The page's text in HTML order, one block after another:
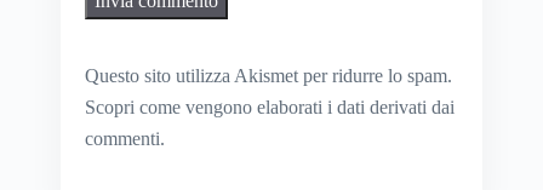
Questo sito utilizza Akismet per ridurre lo spam.
Scopri come vengono elaborati i dati derivati dai
commenti.